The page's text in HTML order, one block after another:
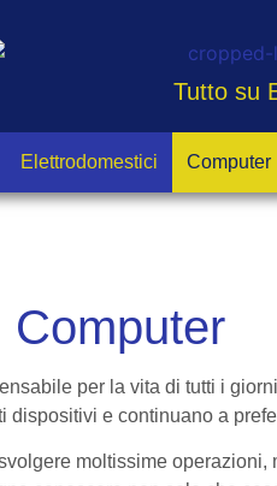
Tutto su
Elettrodomestici Computer
Computer
per la vita di tutti i
e continuano a
moltissime operazioni,